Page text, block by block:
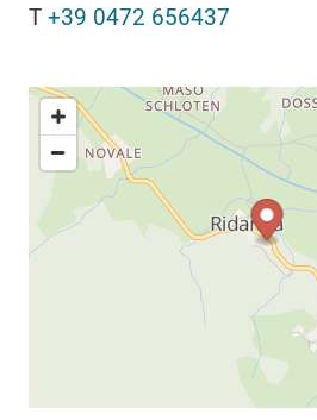
T +39 0472 656437